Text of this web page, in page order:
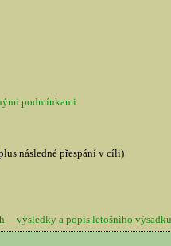
podmínkami
následné přespání v cíli)
výsledky a popis letošního